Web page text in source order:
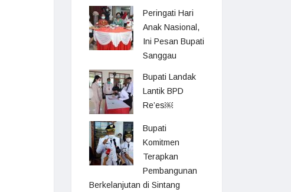
Peringati Hari
Anak Nasional,
Ini Pesan Bupati
Sanggau
Bupati Landak
Lantik BPD
Re’es￼
Bupati
Komitmen
Terapkan
Pembangunan
Berkelanjutan di Sintang